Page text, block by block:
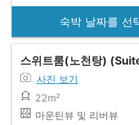
숙박 날짜를 선
스위트룸(노천탕)
사진 보기
22m²
마운틴뷰 및 리버뷰